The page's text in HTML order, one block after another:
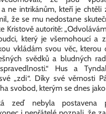
ne intrikánům, kteří je chtěli
že se mu nedostane
Kristově autoritě:
který je všemohoucí a
vkládám svou věc, kterou
svědků a bludných
Hus a
„zdi“. Díky své věrnosti
svobod, kterým se dnes
zeď nebyla postavena